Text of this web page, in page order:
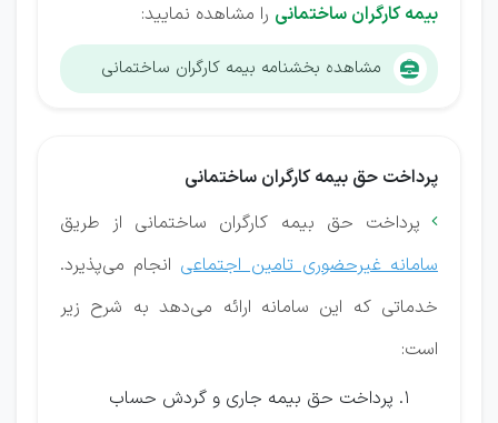
بیمه کارگران ساختمانی را مشاهده نمایید:
مشاهده بخشنامه بیمه کارگران ساختمانی
پرداخت حق بیمه کارگران ساختمانی

پرداخت حق بیمه کارگران ساختمانی از طریق
سامانه غیرحضوری تامین اجتماعی انجام می‌پذیرد.
خدماتی که این سامانه ارائه می‌دهد به شرح زیر
است:
پرداخت حق بیمه جاری و گردش حساب